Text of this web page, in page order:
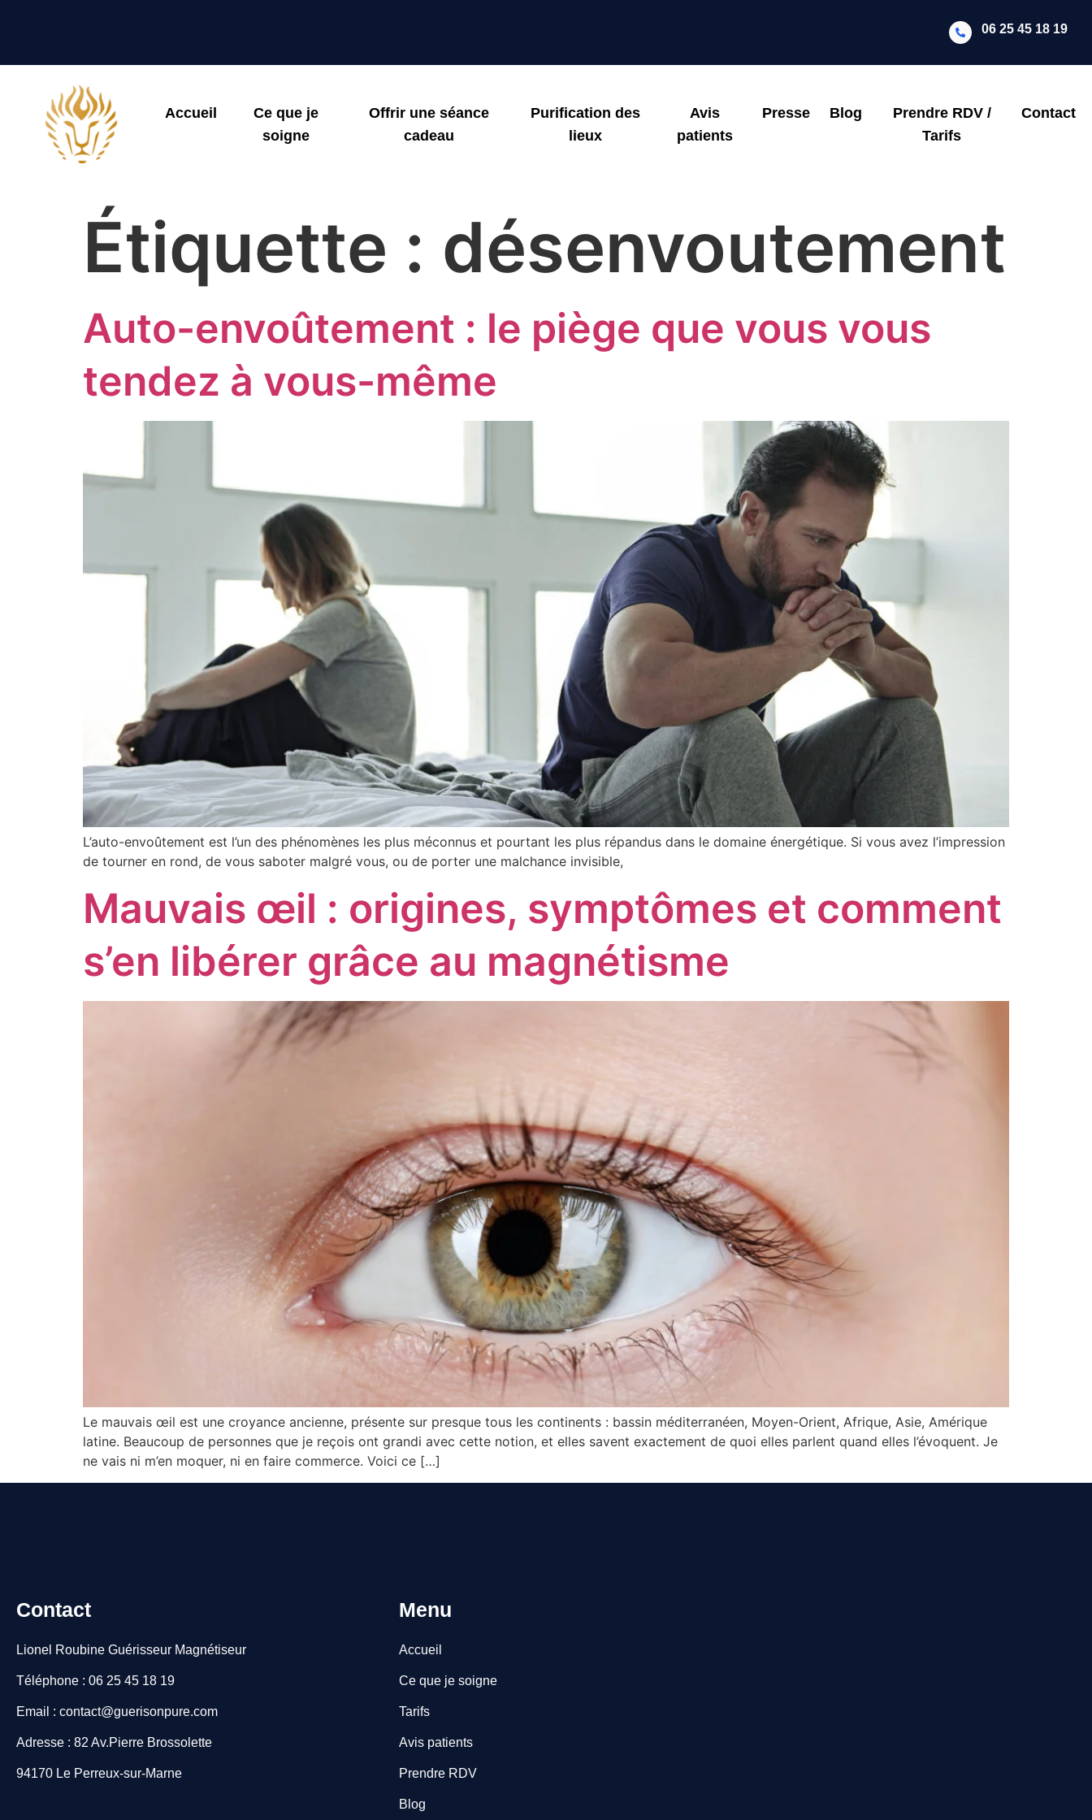
06 25 45 18 19
Accueil
Ce que je
soigne
Offrir une séance
cadeau
Purification des
lieux
Avis
patients
Presse Blog
Prendre RDV /
Tarifs
Contact
Étiquette : désenvoutement
Auto-envoûtement : le piège que vous vous
tendez à vous-même
L’auto-envoûtement est l’un des phénomènes les plus méconnus et pourtant les plus répandus dans le domaine énergétique. Si vous avez l’impression
de tourner en rond, de vous saboter malgré vous, ou de porter une malchance invisible,
Mauvais œil : origines, symptômes et comment
s’en libérer grâce au magnétisme
Le mauvais œil est une croyance ancienne, présente sur presque tous les continents : bassin méditerranéen, Moyen-Orient, Afrique, Asie, Amérique
latine. Beaucoup de personnes que je reçois ont grandi avec cette notion, et elles savent exactement de quoi elles parlent quand elles l’évoquent. Je
ne vais ni m’en moquer, ni en faire commerce. Voici ce […]
Contact
Lionel Roubine Guérisseur Magnétiseur
Téléphone : 06 25 45 18 19
Email : contact@guerisonpure.com
Adresse : 82 Av.Pierre Brossolette
94170 Le Perreux-sur-Marne
Menu
Accueil
Ce que je soigne
Tarifs
Avis patients
Prendre RDV
Blog